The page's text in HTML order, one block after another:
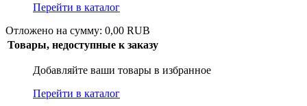
Перейти в каталог
Отложено на сумму: 0,00 RUB
Товары, недоступные к заказу
Добавляйте ваши товары в избранное
Перейти в каталог